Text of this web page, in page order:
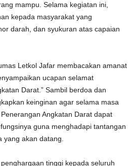
mampu. Selama kegiatan ini,
kepada masyarakat yang
darah, dan syukuran atas capaian
Letkol Jafar membacakan amanat
ucapan selamat
Darat.” Sambil berdoa dan
keinginan agar selama masa
Angkatan Darat dapat
guna menghadapi tantangan
akan datang.
tinggi kepada seluruh